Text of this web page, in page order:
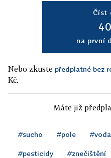
Číst
na první
Nebo zkuste předplatné bez
Kč.
Máte již
#sucho #pole #voda
#pesticidy #znečištění